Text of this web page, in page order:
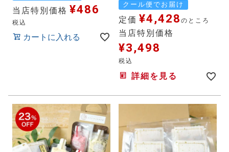
当店特別価格 ¥486
税込
カートに入れる
クール便でお届け
定価 ¥4,428 のところ
当店特別価格
¥3,498
税込
詳細を見る